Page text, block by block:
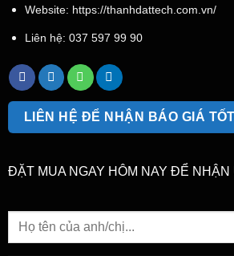
Website: https://thanhdattech.com.vn/
Liên hệ: 037 597 99 90
LIÊN HỆ ĐỂ NHẬN BÁO GIÁ
ĐẶT MUA NGAY HÔM NAY ĐỂ